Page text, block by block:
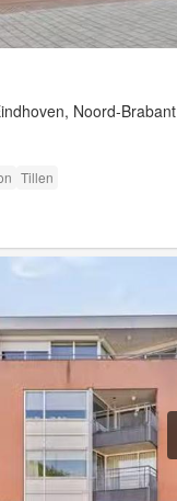
Noord-Brabant
Tillen